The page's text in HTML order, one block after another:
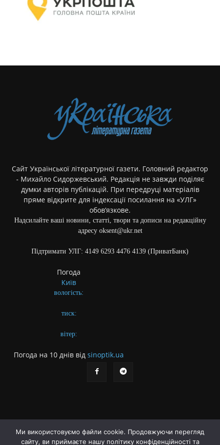
Сайт Української літературної газети. Головний редактор
- Михайло Сидоржевський. Редакція не завжди поділяє
думки авторів публікацій. При передруці матеріалів
пряме відкрите для індексації посилання на «УЛГ»
обов’язкове.
Надсилайте ваші новини, статті, твори та дописи на редакційну
адресу oksent@ukr.net
Підтримати УЛГ: 4149 6293 4476 4139 (ПриватБанк)
Погода
Київ
вологість:
тиск:
вітер:
Погода на 10 днів від sinoptik.ua
Про газету Правила користування сайтом
Ми використовуємо файли cookie. Продовжуючи перегляд
сайту, ви приймаєте нашу політику конфіденційності та